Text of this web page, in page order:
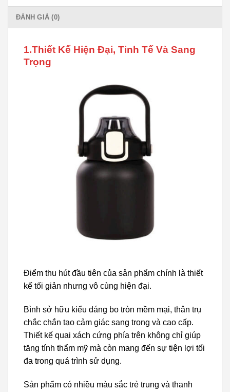
ĐÁNH GIÁ (0)
1.Thiết Kế Hiện Đại, Tinh Tế Và Sang
Trọng
Điểm thu hút đầu tiên của sản phẩm chính là thiết
kế tối giản nhưng vô cùng hiện đại.
Bình sở hữu kiểu dáng bo tròn mềm mại, thân trụ
chắc chắn tạo cảm giác sang trọng và cao cấp.
Thiết kế quai xách cứng phía trên không chỉ giúp
tăng tính thẩm mỹ mà còn mang đến sự tiện lợi tối
đa trong quá trình sử dụng.
Sản phẩm có nhiều màu sắc trẻ trung và thanh